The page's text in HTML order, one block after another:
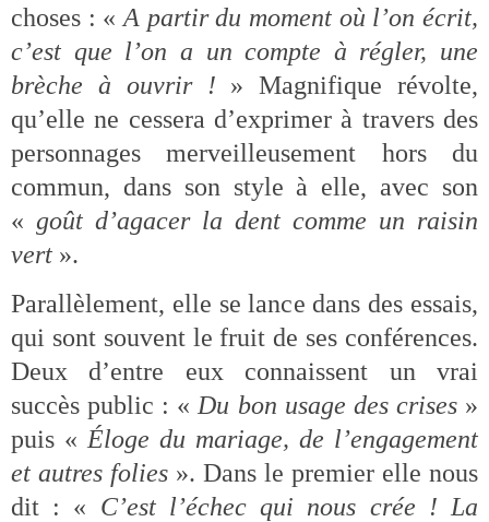
choses : «A partir du moment où l’on écrit,
c’est que l’on a un compte à régler, une
brèche à ouvrir ! » Magnifique révolte,
qu’elle ne cessera d’exprimer à travers des
personnages merveilleusement hors du
commun, dans son style à elle, avec son
« goût d’agacer la dent comme un raisin
vert ».
Parallèlement, elle se lance dans des essais,
qui sont souvent le fruit de ses conférences.
Deux d’entre eux connaissent un vrai
succès public : « Du bon usage des crises»
puis « Éloge du mariage, de l’engagement
et autres folies ». Dans le premier elle nous
dit : « C’est l’échec qui nous crée ! La